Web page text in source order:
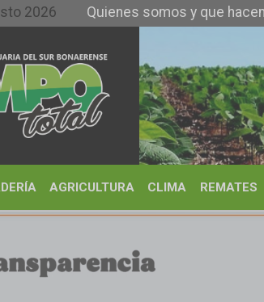
Quienes somos y que hacemos
REMATES MULTIMEDIA